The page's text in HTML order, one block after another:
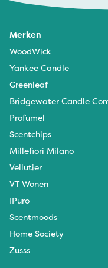
Merken
WoodWick
Yankee Candle
Greenleaf
Bridgewater Candle
Profumel
Scentchips
Millefiori Milano
Vellutier
VT Wonen
IPuro
Scentmoods
Home Society
Zusss